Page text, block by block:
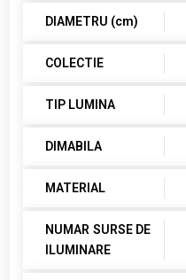
DIAMETRU (cm)
COLECTIE
TIP LUMINA
DIMABILA
MATERIAL
NUMAR SURSE DE
ILUMINARE